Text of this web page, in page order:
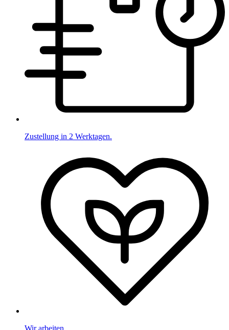
Zustellung in 2 Werktagen.
Wir arbeiten